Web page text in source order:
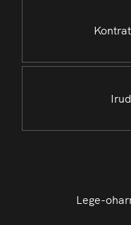
Lege-